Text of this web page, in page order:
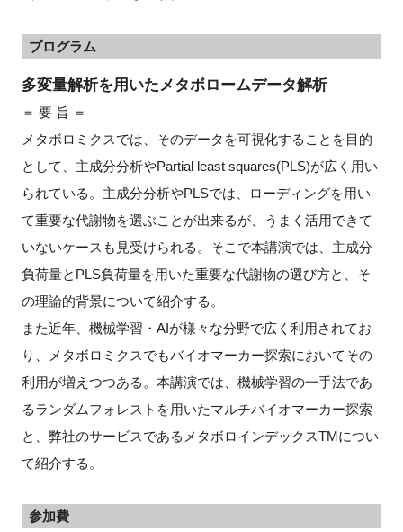
プログラム
多変量解析を用いたメタボロームデータ解析
＝ 要 旨 ＝
メタボロミクスでは、そのデータを可視化することを目的
として、主成分分析やPartial least squares(PLS)が広く用い
られている。主成分分析やPLSでは、ローディングを用い
て重要な代謝物を選ぶことが出来るが、うまく活用できて
いないケースも見受けられる。そこで本講演では、主成分
負荷量とPLS負荷量を用いた重要な代謝物の選び方と、そ
の理論的背景について紹介する。
また近年、機械学習・AIが様々な分野で広く利用されてお
り、メタボロミクスでもバイオマーカー探索においてその
利用が増えつつある。本講演では、機械学習の一手法であ
るランダムフォレストを用いたマルチバイオマーカー探索
と、弊社のサービスであるメタボロインデックスTMについ
て紹介する。
参加費